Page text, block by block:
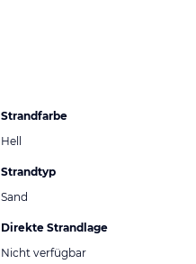
Strandfarbe
Hell
Strandtyp
Sand
Direkte Strandlage
Nicht verfügbar